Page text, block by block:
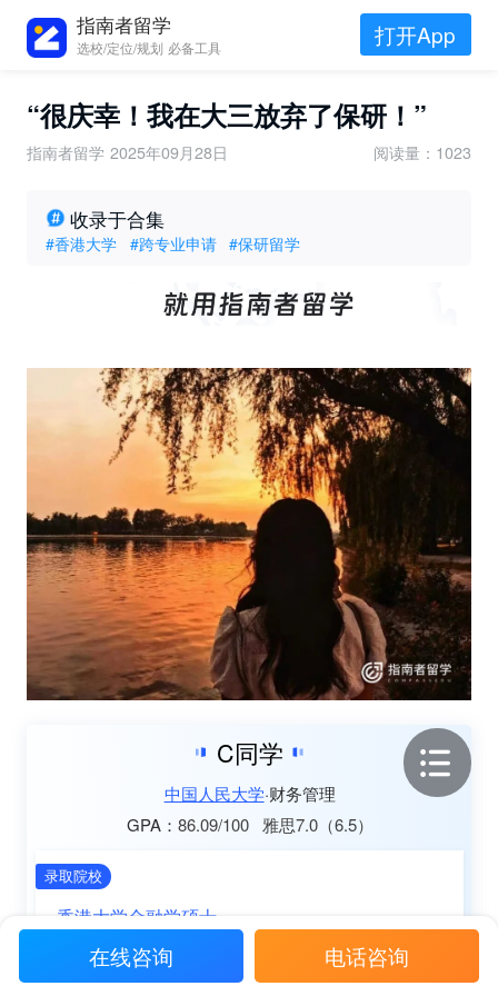
指南者留学
选校/定位/规划 必备工具 打开App
“很庆幸！我在大三放弃了保研！”
指南者留学 2025年09月28日 阅读量：1023
收录于合集
#香港大学 #跨专业申请 #保研留学
C同学
中国人民大学 财务管理
GPA： 86.09/100 雅思7.0（6.5）
录取院校
香港大学金融学硕士
主要经历
在线咨询 电话咨询